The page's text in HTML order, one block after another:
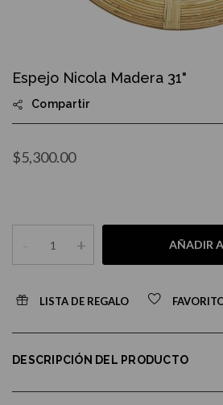
the
of
the
gallery
Espejo Nicola Madera 31"
Compartir
$5,300.00
- + AÑADIR
LISTA DE REGALO
DESCRIPCIÓN DEL PRODUCTO